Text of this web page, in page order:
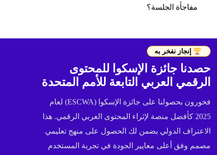
مفاجأة الجلسة؟
إنجاز نفخر به
حصدنا جائزة الإسكوا للمحتوى
الرقمي العربي التابعة للأمم المتحدة
فخورون بحصولنا على جائزة الإسكوا (ESCWA) لعام
2025 كأفضل منصة لإثراء المحتوى العربي الرقمي. هذا
الاعتراف الدولي يضمن لك الحصول على منهج تعليمي
مصمم وفق أعلى معايير الجودة في تجربة المستخدم